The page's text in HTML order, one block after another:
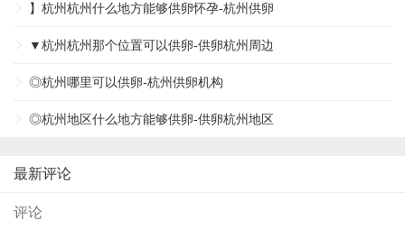
】杭州杭州什么地方能够供卵怀孕-杭州供卵
▼杭州杭州那个位置可以供卵-供卵杭州周边
◎杭州哪里可以供卵-杭州供卵机构
◎杭州地区什么地方能够供卵-供卵杭州地区
最新评论